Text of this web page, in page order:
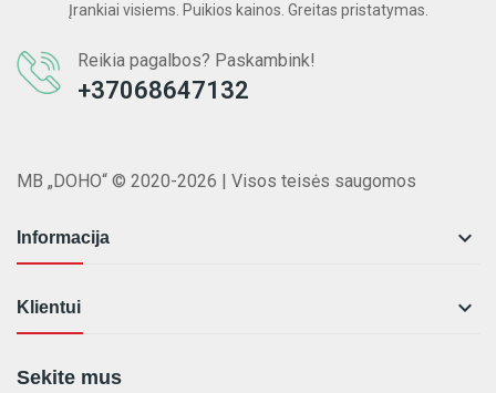
Įrankiai visiems. Puikios kainos. Greitas pristatymas.
Reikia pagalbos? Paskambink!
+37068647132
MB „DOHO“ © 2020-2026 | Visos teisės saugomos
Informacija 
Klientui 
Sekite mus